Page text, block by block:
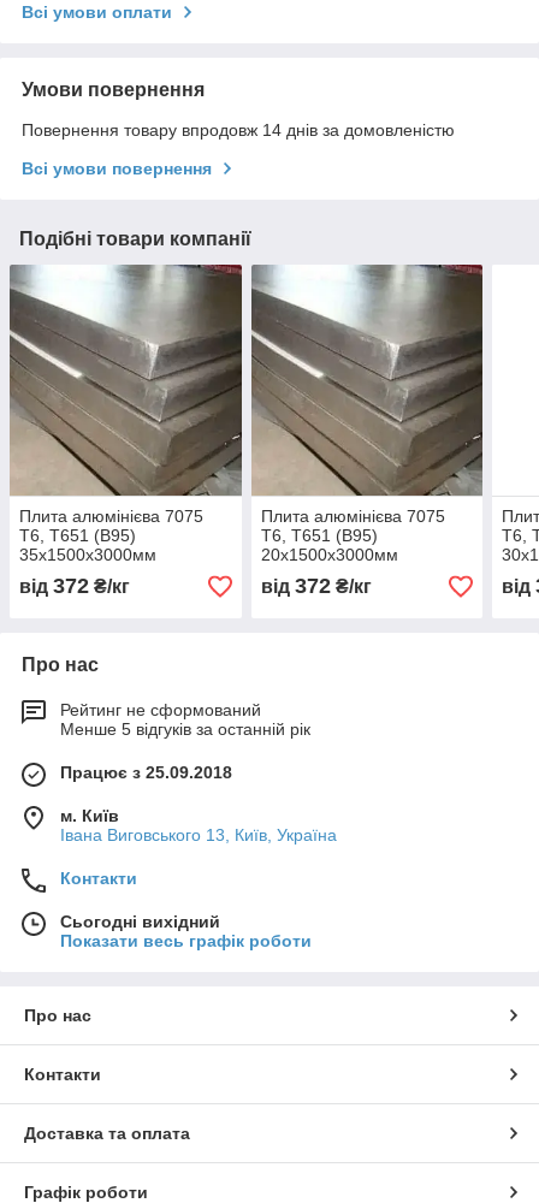
Всі умови оплати
Умови повернення
Повернення товару впродовж 14 днів за домовленістю
Всі умови повернення
Подібні товари компанії
Плита алюмінієва 7075
Т6, Т651 (В95)
35х1500х3000мм
від 372 ₴/кг
Плита алюмінієва 7075
Т6, Т651 (В95)
20х1500х3000мм
від 372₴/кг
Т6,
від
Про нас
Рейтинг не сформований
Менше 5 відгуків за останній рік
Працює з 25.09.2018
м. Київ
Івана Виговського 13, Київ, Україна
Контакти
Сьогодні вихідний
Показати весь графік роботи
Про нас
Контакти
Доставка та оплата
Графік роботи